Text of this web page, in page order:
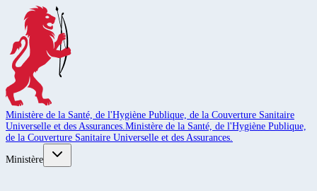
Ministère de la Santé, de l'Hygiène Publique, de la Couverture Sanitaire
Universelle et des Assurances.Ministère de la Santé, de l'Hygiène Publique,
de la Couverture Sanitaire Universelle et des Assurances.
Ministère